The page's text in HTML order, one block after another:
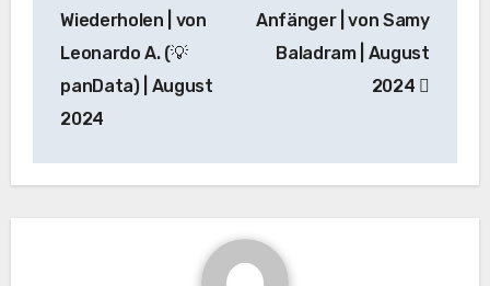
Wiederholen | von
Leonardo A. (💡
panData) | August
2024
Anfänger | von Samy
Baladram | August
2024